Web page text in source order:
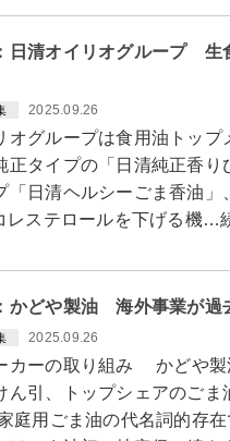
日清オイリオグループ
2025.09.26
グループは食用油トップ
正タイプの「日清純正香
「日清ヘルシーごま香油
レステロールを下げる機…
かどや製油 海外事業が
2025.09.26
ーの取り組み かどや製
ん引、トップシェアのご
用ごま油の代名詞的存在